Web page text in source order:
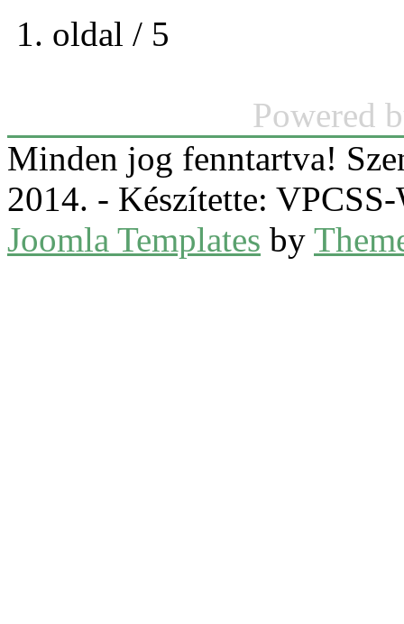
1. oldal / 5
Powered
Minden jog fenntartva!
2014. - Készítette:
Joomla Templates by